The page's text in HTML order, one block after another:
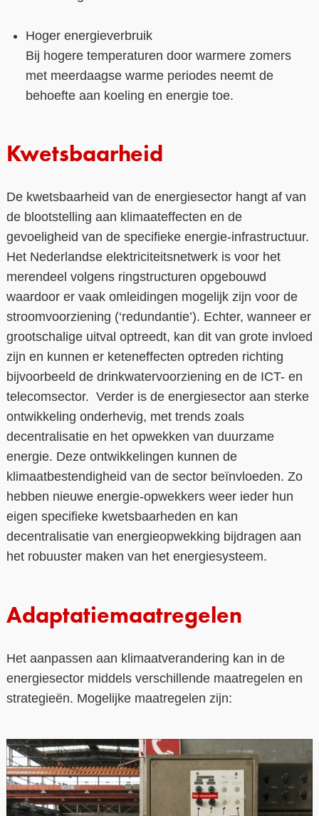
Hoger energieverbruik
Bij hogere temperaturen door warmere zomers
met meerdaagse warme periodes neemt de
behoefte aan koeling en energie toe.
Kwetsbaarheid
De kwetsbaarheid van de energiesector hangt af van
de blootstelling aan klimaateffecten en de
gevoeligheid van de specifieke energie-infrastructuur.
Het Nederlandse elektriciteitsnetwerk is voor het
merendeel volgens ringstructuren opgebouwd
waardoor er vaak omleidingen mogelijk zijn voor de
stroomvoorziening (‘redundantie’). Echter, wanneer er
grootschalige uitval optreedt, kan dit van grote invloed
zijn en kunnen er keteneffecten optreden richting
bijvoorbeeld de drinkwatervoorziening en de ICT- en
telecomsector. Verder is de energiesector aan sterke
ontwikkeling onderhevig, met trends zoals
decentralisatie en het opwekken van duurzame
energie. Deze ontwikkelingen kunnen de
klimaatbestendigheid van de sector beïnvloeden. Zo
hebben nieuwe energie-opwekkers weer ieder hun
eigen specifieke kwetsbaarheden en kan
decentralisatie van energieopwekking bijdragen aan
het robuuster maken van het energiesysteem.
Adaptatiemaatregelen
Het aanpassen aan klimaatverandering kan in de
energiesector middels verschillende maatregelen en
strategieën. Mogelijke maatregelen zijn: